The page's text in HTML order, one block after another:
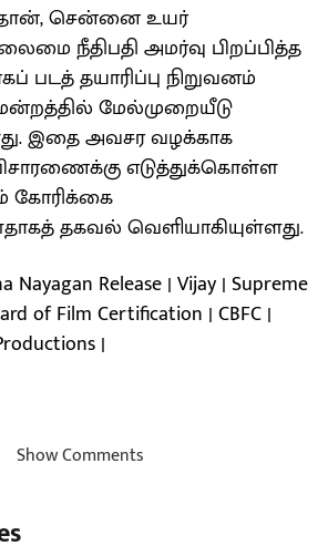
சென்னை உயர்
நீதிபதி அமர்வு பிறப்பித்த
படத் தயாரிப்பு நிறுவனம்
மேல்முறையீடு
இதை அவசர வழக்காக
எடுத்துக்கொள்ள
கோரிக்கை
தகவல் வெளியாகியுள்ளது.
Nayagan Release | Vijay | Supreme
of Film Certification | CBFC |
|
Show Comments